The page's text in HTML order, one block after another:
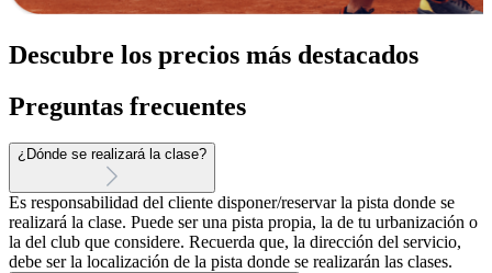
Descubre los precios más destacados
Preguntas frecuentes
¿Dónde se realizará la clase?
Es responsabilidad del cliente disponer/reservar la pista donde se
realizará la clase. Puede ser una pista propia, la de tu urbanización o
la del club que considere. Recuerda que, la dirección del servicio,
debe ser la localización de la pista donde se realizarán las clases.